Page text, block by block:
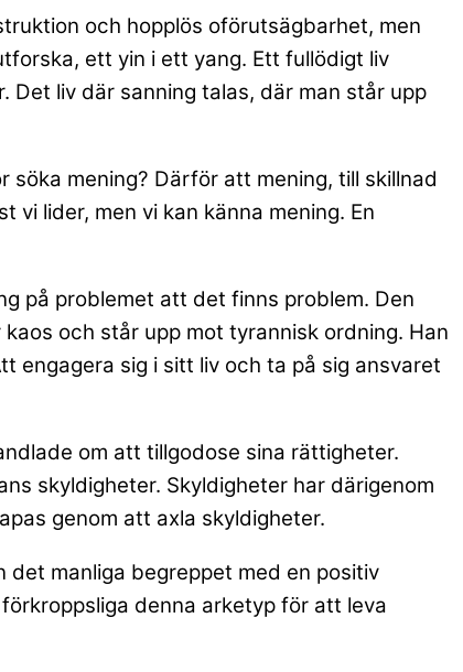
och hopplös oförutsägbarhet, men
ett yin i ett yang. Ett fullödigt liv
Det liv där sanning talas, där man står upp
mening? Därför att mening, till skillnad
lider, men vi kan känna mening. En
på problemet att det finns problem. Den
och står upp mot tyrannisk ordning. Han
engagera sig i sitt liv och ta på sig ansvaret
om att tillgodose sina rättigheter.
skyldigheter. Skyldigheter har därigenom
genom att axla skyldigheter.
manliga begreppet med en positiv
denna arketyp för att leva